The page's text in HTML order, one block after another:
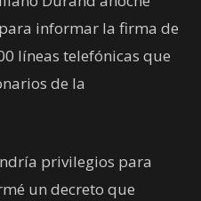
informar la firma de
líneas telefónicas que
de la
privilegios para
un decreto que